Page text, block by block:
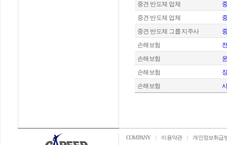
중견 반도체 업체
중견 반도체 업체
중견 반도체 그룹 지주사
손해보험
손해보험
손해보험
손해보험
COMPANY | 이용약관 |
개인정보취급